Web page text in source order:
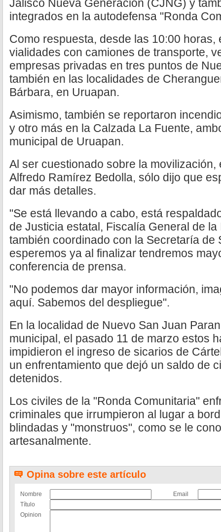
Jalisco Nueva Generación (CJNG) y
integrados en la autodefensa "Ronda
Como respuesta, desde las 10:00
vialidades con camiones de transporte,
empresas privadas en tres puntos de
también en las localidades de
Bárbara, en Uruapan.
Asimismo, también se reportaron
y otro más en la Calzada La Fuente,
municipal de Uruapan.
Al ser cuestionado sobre la
Alfredo Ramírez Bedolla, sólo dijo que
dar más detalles.
"Se está llevando a cabo, está
de Justicia estatal, Fiscalía General de
también coordinado con la Secretaría de
esperemos ya al finalizar tendremos
conferencia de prensa.
"No podemos dar mayor información,
aquí. Sabemos del despliegue".
En la localidad de Nuevo San Juan
municipal, el pasado 11 de marzo estos
impidieron el ingreso de sicarios de
un enfrentamiento que dejó un saldo de
detenidos.
Los civiles de la "Ronda Comunitaria"
criminales que irrumpieron al lugar a
blindadas y "monstruos", como se le
artesanalmente.
Opina sobre este artículo
Nombre
Email
Título
Opinion